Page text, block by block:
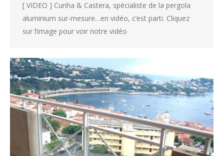
[ VIDEO ] Cunha & Castera, spécialiste de la pergola
aluminium sur-mesure…en vidéo, c’est parti. Cliquez
sur l’image pour voir notre vidéo